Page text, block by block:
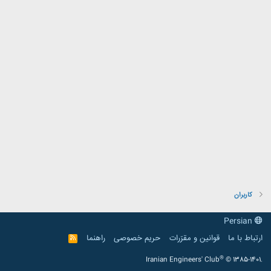
کاربران
ارتباط با ما
قوانین و مقرّرات حریم خصوصی راهنما
R
S
Iranian Engineers' Club® © 1385-1401.